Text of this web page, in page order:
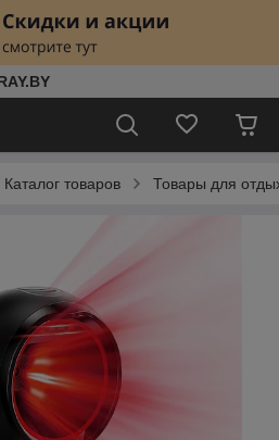
Каталог товаров Товары для